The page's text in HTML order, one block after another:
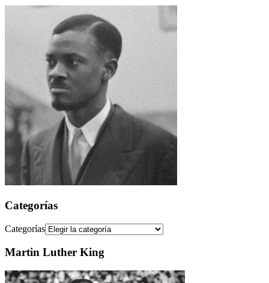
Categorías
Categorías
Martin Luther King